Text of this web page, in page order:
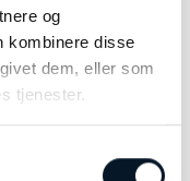
og
kombinere disse
dem, eller som
tjenester.